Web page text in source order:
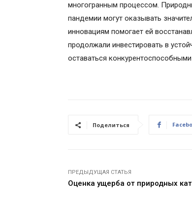
многогранным процессом.
пандемии могут оказывать
инновациям помогает ей
продолжали инвестировать в
оставаться
Поделиться
ПРЕДЫДУЩАЯ СТАТЬЯ
Оценка ущерба от природных